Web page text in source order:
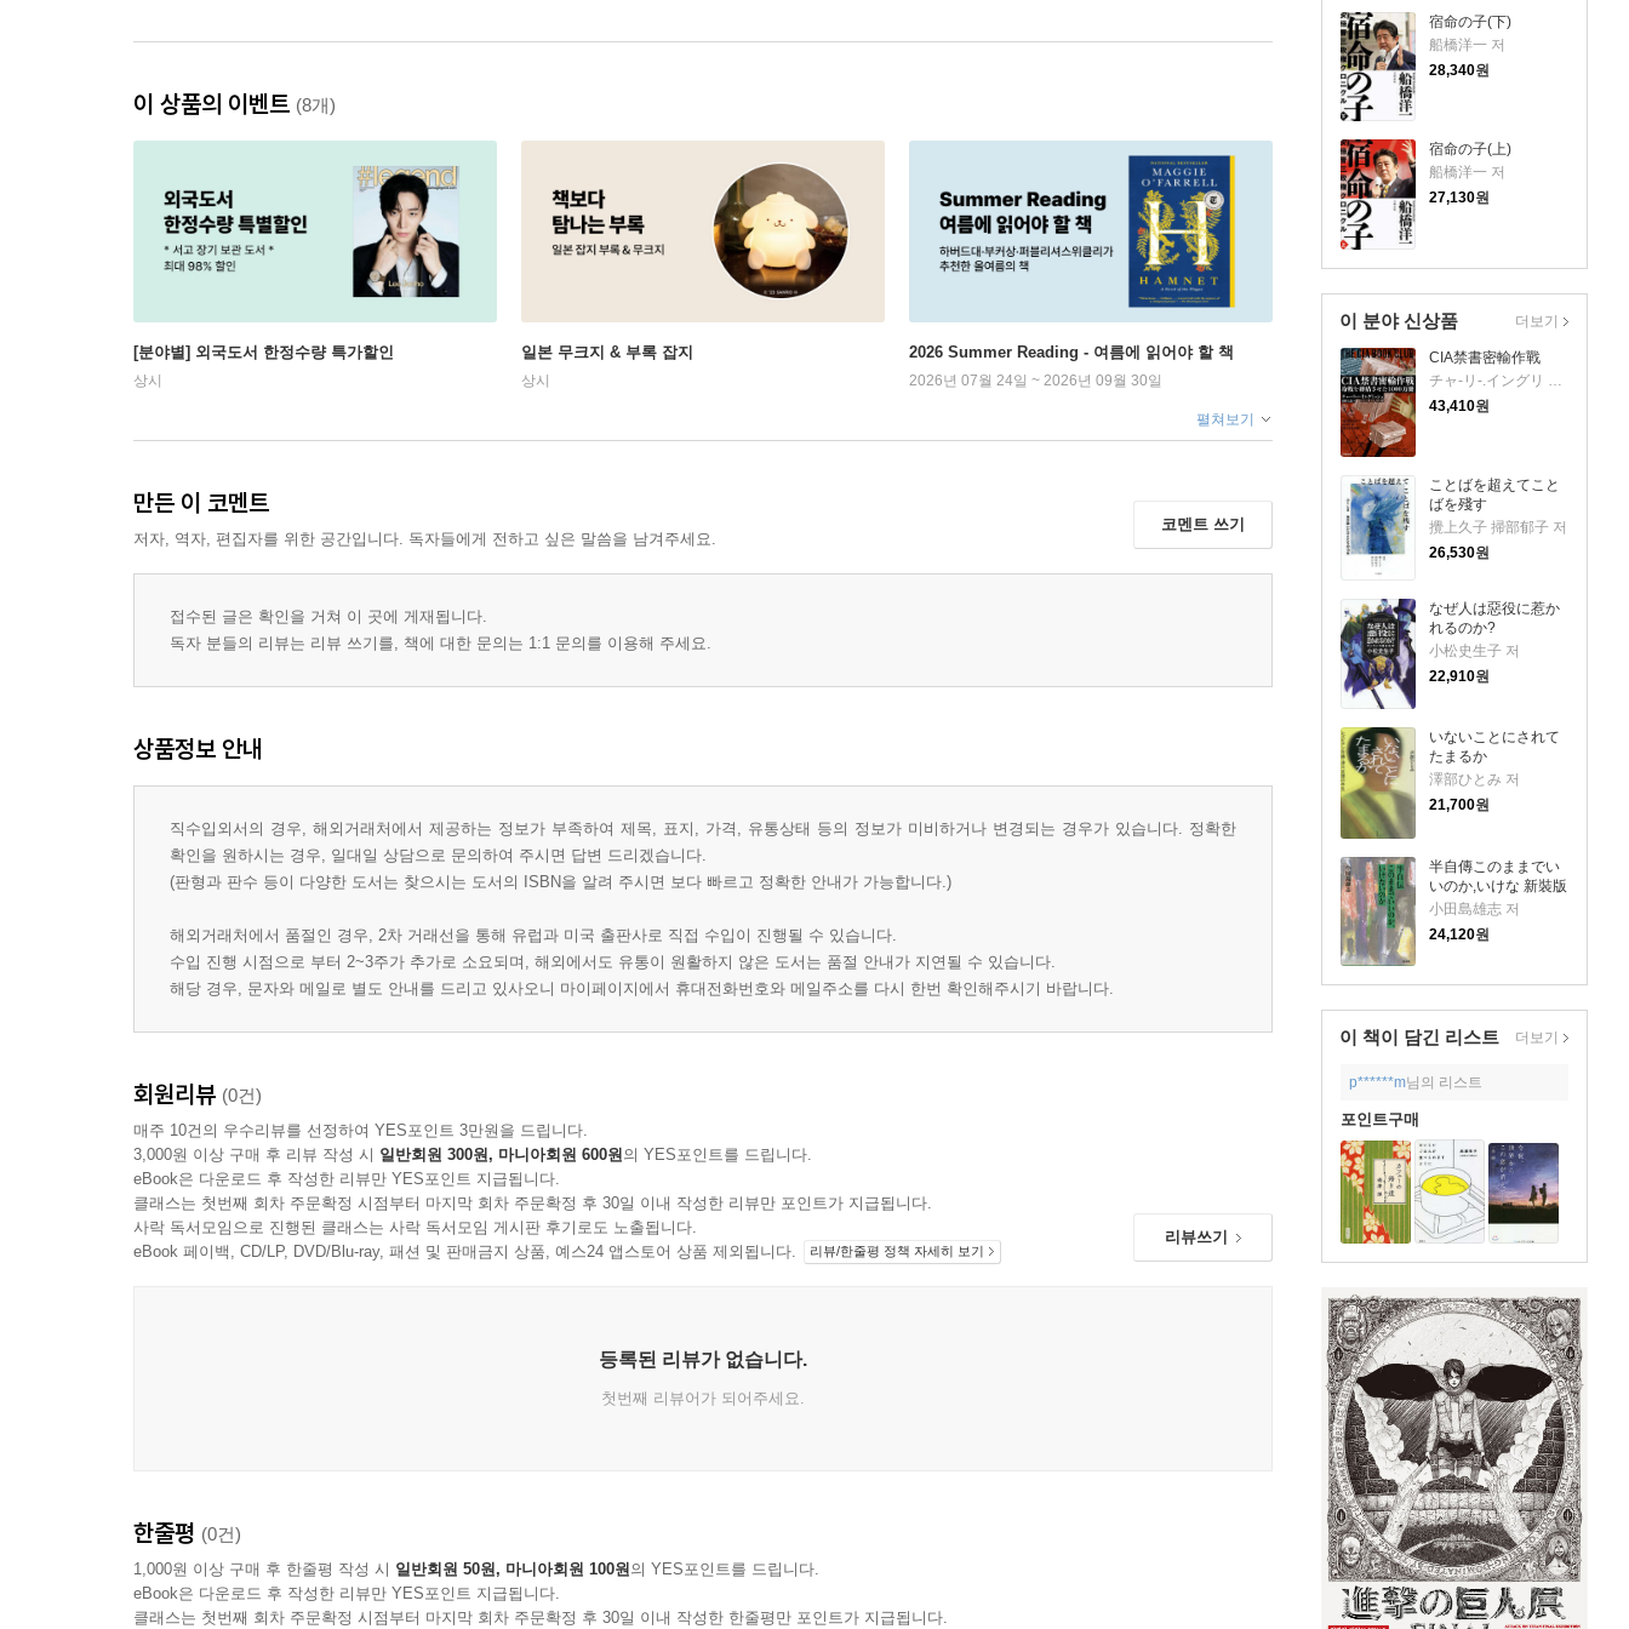
宿命の子(下)
船橋洋一 저
28,340원
宿命の子(上)
船橋洋一 저
27,130원
이 분야 신상품
CIA禁書密輸作戰
チャ-リ-.イングリ 濱野大道 저
43,410원
ことばを超えてこと
ばを殘す
攪上久子 掃部郁子 저
26,530원
なぜ人は惡役に惹か
れるのか?
小松史生子 저
22,910원
いないことにされて
たまるか
澤部ひとみ 저
21,700원
半自傳このままでい
いのか,いけな 新裝版
小田島雄志 저
24,120원
더보기
이 책이 담긴 리스트 더보기
p******m님의 리스트
포인트구매
이 상품의 이벤트 (8개)
[분야별] 외국도서 한정수량 특가할인
상시
일본 무크지 & 부록 잡지
상시
2026 Summer Reading - 여름에 읽어야 할 책
2026년 07월 24일 ~ 2026년 09월 30일
펼쳐보기
만든 이 코멘트
저자, 역자, 편집자를 위한 공간입니다. 독자들에게 전하고 싶은 말씀을 남겨주세요.
코멘트 쓰기
접수된 글은 확인을 거쳐 이 곳에 게재됩니다.
독자 분들의 리뷰는 리뷰 쓰기를, 책에 대한 문의는 1:1 문의를 이용해 주세요.
상품정보 안내
직수입외서의 경우, 해외거래처에서 제공하는 정보가 부족하여 제목, 표지, 가격, 유통상태 등의 정보가 미비하거나 변경되는 경우가 있습니다. 정확한
확인을 원하시는 경우, 일대일 상담으로 문의하여 주시면 답변 드리겠습니다.
(판형과 판수 등이 다양한 도서는 찾으시는 도서의 ISBN을 알려 주시면 보다 빠르고 정확한 안내가 가능합니다.)
해외거래처에서 품절인 경우, 2차 거래선을 통해 유럽과 미국 출판사로 직접 수입이 진행될 수 있습니다.
수입 진행 시점으로 부터 2~3주가 추가로 소요되며, 해외에서도 유통이 원활하지 않은 도서는 품절 안내가 지연될 수 있습니다.
해당 경우, 문자와 메일로 별도 안내를 드리고 있사오니 마이페이지에서 휴대전화번호와 메일주소를 다시 한번 확인해주시기 바랍니다.
회원리뷰 (0건)
매주 10건의 우수리뷰를 선정하여 YES포인트 3만원을 드립니다.
3,000원 이상 구매 후 리뷰 작성 시 일반회원 300원, 마니아회원 600원의 YES포인트를 드립니다.
eBook은 다운로드 후 작성한 리뷰만 YES포인트 지급됩니다.
클래스는 첫번째 회차 주문확정 시점부터 마지막 회차 주문확정 후 30일 이내 작성한 리뷰만 포인트가 지급됩니다.
사락 독서모임으로 진행된 클래스는 사락 독서모임 게시판 후기로도 노출됩니다.
eBook 페이백, CD/LP, DVD/Blu-ray, 패션 및 판매금지 상품, 예스24 앱스토어 상품 제외됩니다.
리뷰/한줄평 정책 자세히 보기
리뷰쓰기
등록된 리뷰가 없습니다.
첫번째 리뷰어가 되어주세요.
한줄평 (0건)
1,000원 이상 구매 후 한줄평 작성 시 일반회원 50원, 마니아회원 100원의 YES포인트를 드립니다.
eBook은 다운로드 후 작성한 리뷰만 YES포인트 지급됩니다.
클래스는 첫번째 회차 주문확정 시점부터 마지막 회차 주문확정 후 30일 이내 작성한 한줄평만 포인트가 지급됩니다.